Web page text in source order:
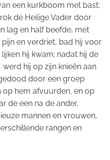
een kurkboom met bast;
de Heilige Vader door
lag en half beefde, met
en verdriet, bad hij voor
hij kwam; nadat hij de
hij op zijn knieën aan
door een groep
op hem afvuurden, en op
de een na de ander,
mannen en vrouwen,
rangen en